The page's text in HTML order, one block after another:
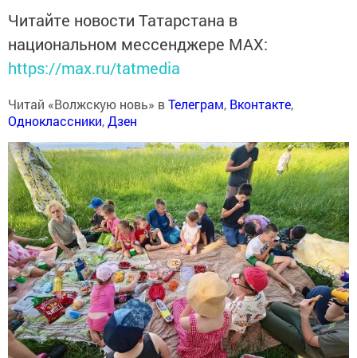
Читайте новости Татарстана в
национальном мессенджере MАХ:
https://max.ru/tatmedia
Читай «Волжскую новь» вТелеграм, Вконтакте,
Одноклассники,Дзен